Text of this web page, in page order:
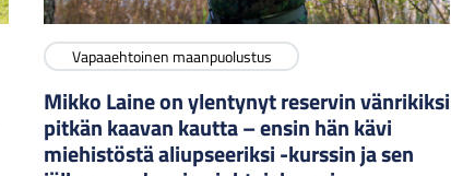
Vapaaehtoinen maanpuolustus
Mikko Laine on ylentynyt reservin vänrikiksi
pitkän kaavan kautta – ensin hän kävi
miehistöstä aliupseeriksi -kurssin ja sen